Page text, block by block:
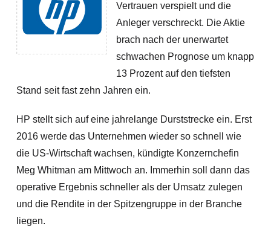
Vertrauen verspielt und die
Anleger verschreckt. Die Aktie
brach nach der unerwartet
schwachen Prognose um knapp
13 Prozent auf den tiefsten
Stand seit fast zehn Jahren ein.
HP stellt sich auf eine jahrelange Durststrecke ein. Erst
2016 werde das Unternehmen wieder so schnell wie
die US-Wirtschaft wachsen, kündigte Konzernchefin
Meg Whitman am Mittwoch an. Immerhin soll dann das
operative Ergebnis schneller als der Umsatz zulegen
und die Rendite in der Spitzengruppe in der Branche
liegen.